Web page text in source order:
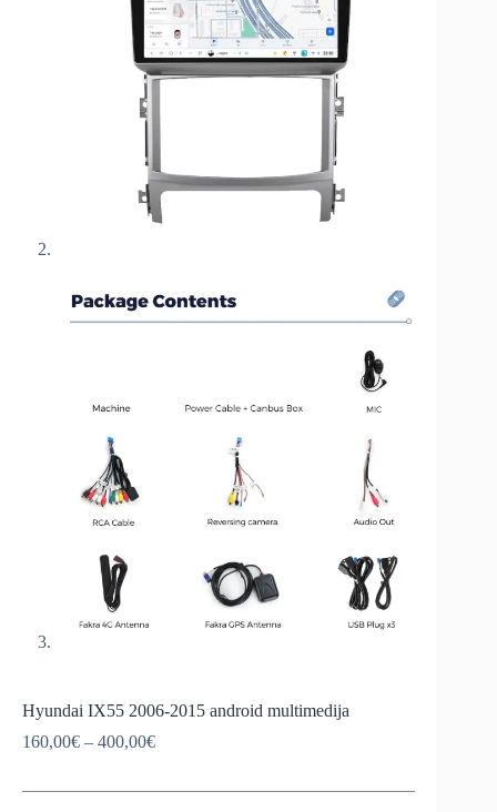
Hyundai IX55 2006-2015 android multimedija
160,00€ – 400,00€Price